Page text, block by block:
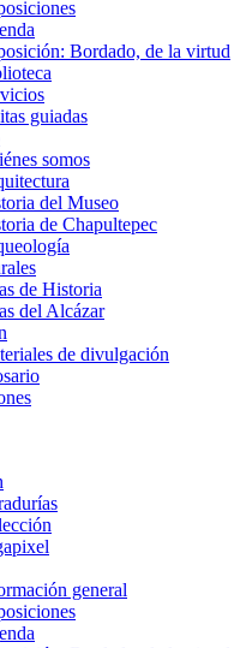
Bordado, de la virtud
guiadas
somos
del Museo
de Chapultepec
de Historia
del Alcázar
de divulgación
general